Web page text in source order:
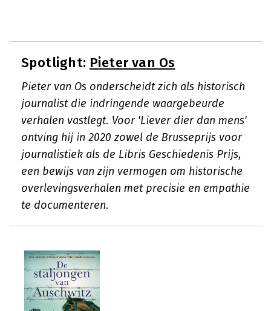
Spotlight: Pieter van Os
Pieter van Os onderscheidt zich als historisch
journalist die indringende waargebeurde
verhalen vastlegt. Voor 'Liever dier dan mens'
ontving hij in 2020 zowel de Brusseprijs voor
journalistiek als de Libris Geschiedenis Prijs,
een bewijs van zijn vermogen om historische
overlevingsverhalen met precisie en empathie
te documenteren.